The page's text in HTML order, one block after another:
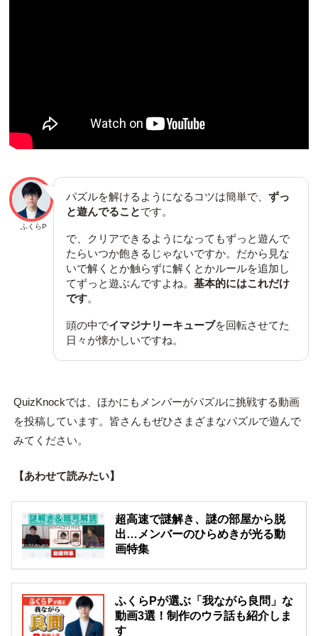
ふくらP
パズルを解けるようになるコツは簡単で、ずっ
と遊んでることです。
で、クリアできるようになってもずっと遊んで
たらいつか飽きるじゃないですか。だから見な
いで解くとか触らずに解くとかルールを追加し
てずっと遊ぶんですよね。基本的にはこれだけ
です。
頭の中でイマジナリーキューブを回転させてた
日々が懐かしいですね。
QuizKnockでは、ほかにもメンバーがパズルに挑戦する動画
を投稿しています。皆さんもぜひさまざまなパズルで遊んで
みてください。
【あわせて読みたい】
超高速で謎解き、謎の部屋から脱
出…メンバーのひらめきが光る動
画特集
ふくらPが選ぶ「我ながら良問」な
動画3選！制作のウラ話も紹介しま
す